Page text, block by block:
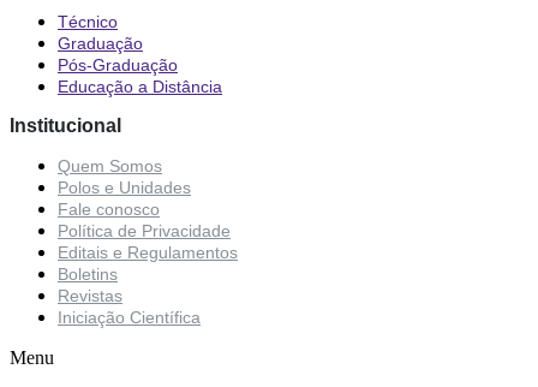
Técnico
Graduação
Pós-Graduação
Educação a Distância
Institucional
Quem Somos
Polos e Unidades
Fale conosco
Política de Privacidade
Editais e Regulamentos
Boletins
Revistas
Iniciação Científica
Menu